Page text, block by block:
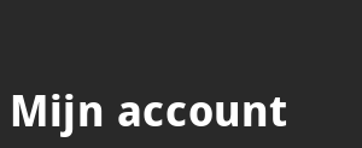
Mijn account